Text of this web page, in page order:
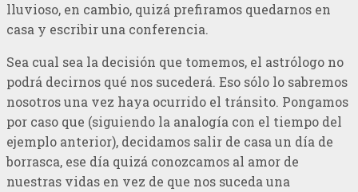
lluvioso, en cambio, quizá prefiramos quedarnos en
casa y escribir una conferencia.
Sea cual sea la decisión que tomemos, el astrólogo no
podrá decirnos qué nos sucederá. Eso sólo lo sabremos
nosotros una vez haya ocurrido el tránsito. Pongamos
por caso que (siguiendo la analogía con el tiempo del
ejemplo anterior), decidamos salir de casa un día de
borrasca, ese día quizá conozcamos al amor de
nuestras vidas en vez de que nos suceda una